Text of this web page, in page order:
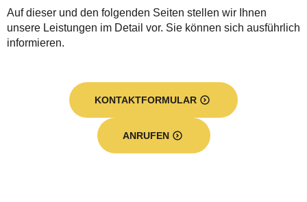
Auf dieser und den folgenden Seiten stellen wir Ihnen
unsere Leistungen im Detail vor. Sie können sich ausführlich
informieren.
KONTAKTFORMULAR
ANRUFEN